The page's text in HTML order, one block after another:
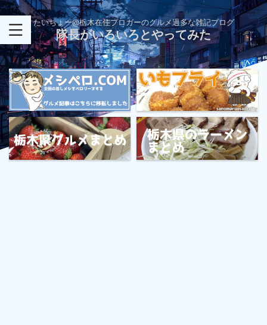
たいちょー@栃木在住ブロガーのグルメ過多な雑記ブログ
隊長がいろいろとやってみた